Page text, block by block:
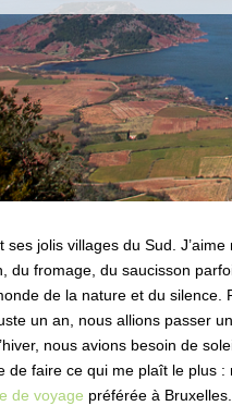
ses jolis villages du Sud.
du fromage, du saucisson
de la nature et du
un an, nous allions passer
nous avions besoin de
de faire ce qui me plaît le
de voyage préférée à